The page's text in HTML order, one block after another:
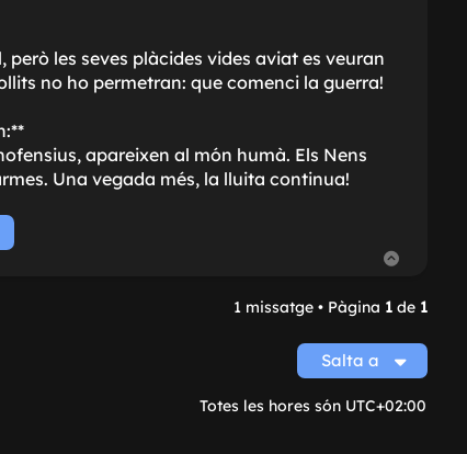
les seves plàcides vides aviat es veuran
no ho permetran: que comenci la guerra!
apareixen al món humà. Els Nens
Una vegada més, la lluita continua!
n
’
i
i
1 missatge • Pàgina 1 de 1
Salta a
Totes les hores són UTC+02:00